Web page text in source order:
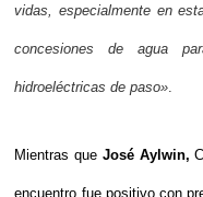
vidas, especialmente en
concesiones de agua
hidroeléctricas de paso».
Mientras que José Aylwin,
encuentro fue positivo con